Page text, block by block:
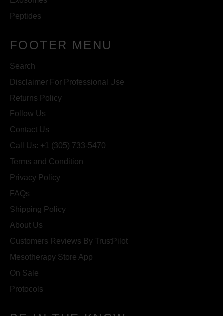
Peptides
FOOTER MENU
Search
Disclaimer For Professional Use
Returns Policy
Follow Us
Contact Us
Call Us: +1 (305) 733-5470
Terms and Condition
Privacy Policy
FAQs
Shipping Policy
About Us
Customers Reviews By TrustPilot
Mesotherapy Store App
On Sale
Protocols